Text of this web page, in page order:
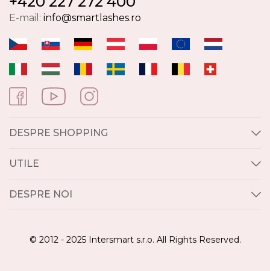
E-mail: info@smartlashes.ro
DESPRE SHOPPING
UTILE
DESPRE NOI
© 2012 - 2025 Intersmart s.r.o. All Rights Reserved.